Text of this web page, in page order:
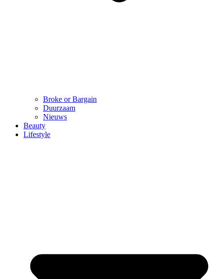
Broke or Bargain
Duurzaam
Nieuws
Beauty
Lifestyle